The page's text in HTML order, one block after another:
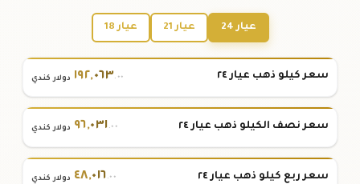
عيار 24 عيار 21 عيار 18
سعر كيلو ذهب عيار ٢٤ ١٩٢,٠٦٣.٠٠ دولار كندي
سعر نصف الكيلو ذهب عيار ٢٤ ٩٦,٠٣١.٠٠ دولار كندي
سعر ربع كيلو ذهب عيار ٢٤ ٤٨,٠١٦.٠٠ دولار كندي